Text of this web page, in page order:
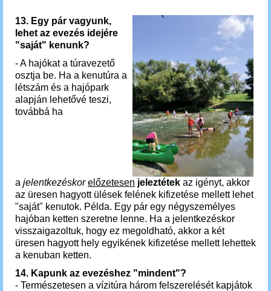
13. Egy pár vagyunk,
lehet az evezés idejére
"saját" kenunk?
- A hajókat a túravezető
osztja be. Ha a kenutúra a
létszám és a hajópark
alapján lehetővé teszi,
továbbá ha
a jelentkezéskorelőzetesen jeleztétek az igényt, akkor
az üresen hagyott ülések felének kifizetése mellett lehet
"saját" kenutok. Példa. Egy pár egy négyszemélyes
hajóban ketten szeretne lenne. Ha a jelentkezéskor
visszaigazoltuk, hogy ez megoldható, akkor a két
üresen hagyott hely egyikének kifizetése mellett lehettek
a kenuban ketten.
14. Kapunk az evezéshez "mindent"?
- Természetesen a vízitúra három felszerelését kapjátok